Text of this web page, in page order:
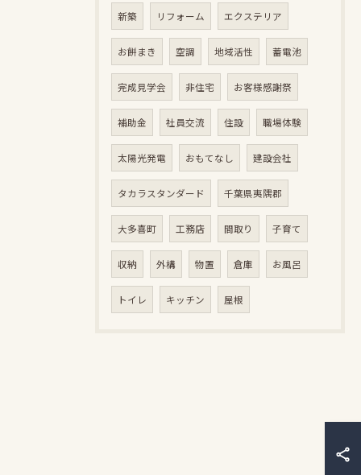
新築 リフォーム エクステリア
お餅まき 空調 地域活性 蓄電池
完成見学会 非住宅 お客様感謝祭
補助金 社員交流 住設 職場体験
太陽光発電 おもてなし 建設会社
タカラスタンダード 千葉県夷隅郡
大多喜町 工務店 間取り 子育て
収納 外構 物置 倉庫 お風呂
トイレ キッチン 屋根